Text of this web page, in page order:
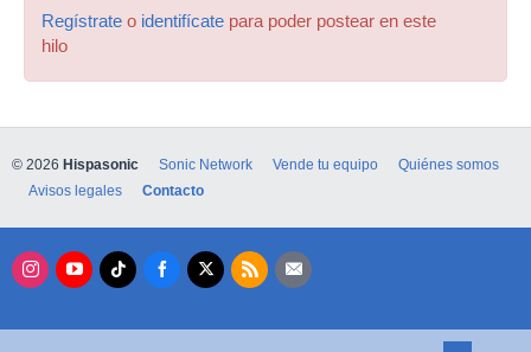
Regístrate o identifícate para poder postear en este
hilo
© 2026 Hispasonic Sonic Network Vende tu equipo
Quiénes somos
Avisos legales
Contacto